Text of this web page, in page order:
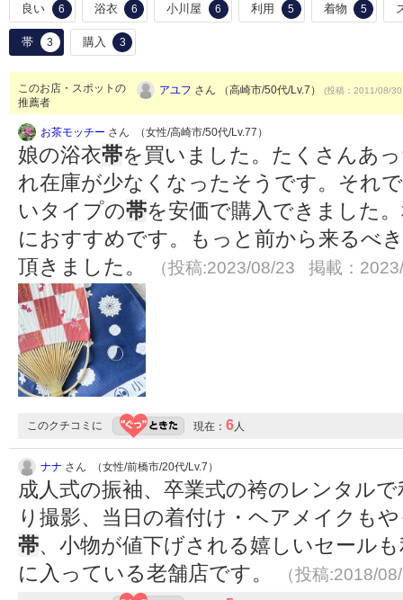
良い 6 浴衣 6 小川屋 6 利用 5 着物 5
帯 3 購入 3
このお店・スポットの
推薦者
アユフ さん （高崎市/50代/Lv.7） (投稿：2011/08/
お茶モッチー さん （女性/高崎市/50代/Lv.77）
娘の浴衣帯を買いました。たくさんあ
れ在庫が少なくなったそうです。それ
いタイプの帯を安価で購入できました
におすすめです。もっと前から来るべ
頂きました。
（投稿:2023/08/23 掲載：
このクチコミに 現在： 6人
ナナ さん （女性/前橋市/20代/Lv.7）
成人式の振袖、卒業式の袴のレンタル
り撮影、当日の着付け・ヘアメイクも
帯、小物が値下げされる嬉しいセール
に入っている老舗店です。
（投稿:2018/